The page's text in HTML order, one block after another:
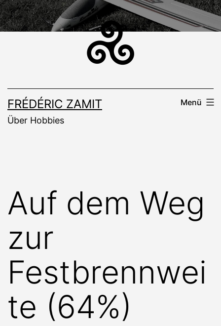
Zum
Inhalt
FRÉDÉRIC ZAMIT
Über Hobbies
Menü
Auf dem Weg
zur
Festbrennwei
te (64%)